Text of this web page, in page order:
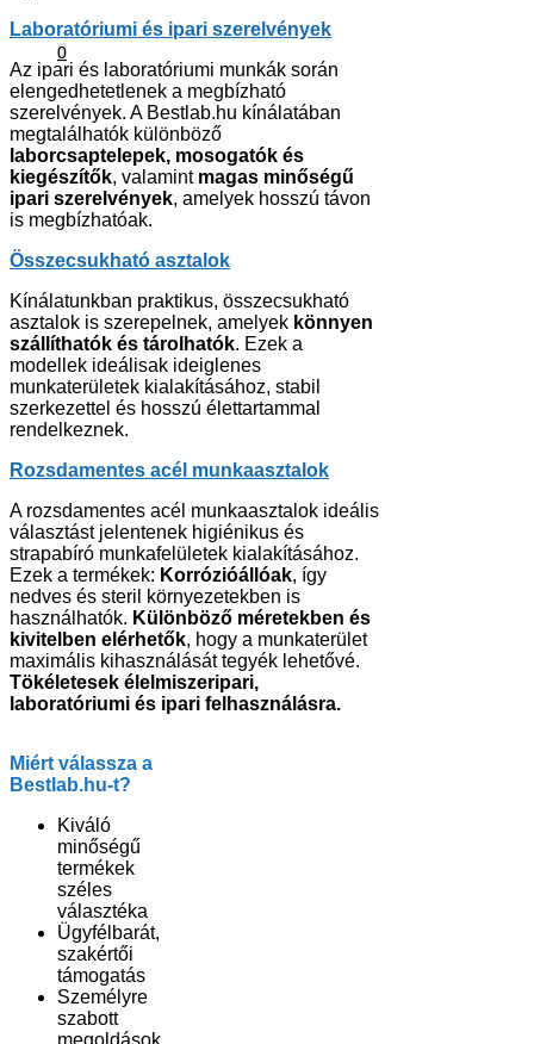
0
Laboratóriumi és ipari szerelvények
Az ipari és laboratóriumi munkák során
elengedhetetlenek a megbízható
szerelvények. A Bestlab.hu kínálatában
megtalálhatók különböző
laborcsaptelepek, mosogatók és
kiegészítők, valamint magas minőségű
ipari szerelvények, amelyek hosszú távon
is megbízhatóak.
Összecsukható asztalok
Kínálatunkban praktikus, összecsukható
asztalok is szerepelnek, amelyek könnyen
szállíthatók és tárolhatók. Ezek a
modellek ideálisak ideiglenes
munkaterületek kialakításához, stabil
szerkezettel és hosszú élettartammal
rendelkeznek.
Rozsdamentes acél munkaasztalok
A rozsdamentes acél munkaasztalok ideális
választást jelentenek higiénikus és
strapabíró munkafelületek kialakításához.
Ezek a termékek: Korrózióállóak, így
nedves és steril környezetekben is
használhatók. Különböző méretekben és
kivitelben elérhetők, hogy a munkaterület
maximális kihasználását tegyék lehetővé.
Tökéletesek élelmiszeripari,
laboratóriumi és ipari felhasználásra.
Miért válassza a
Bestlab.hu-t?
Kiváló
minőségű
termékek
széles
választéka
Ügyfélbarát,
szakértői
támogatás
Személyre
szabott
megoldások